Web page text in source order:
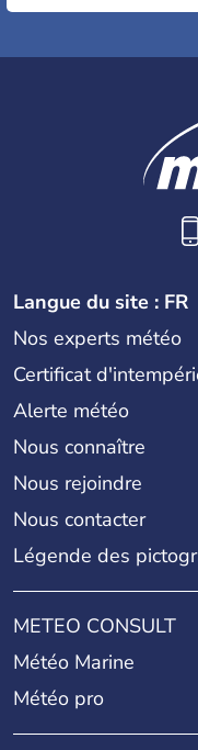
Langue du site : FR
Nos experts météo
Certificat
Alerte météo
Nous connaître
Nous rejoindre
Nous contacter
Légende des
METEO CONSULT
Météo Marine
Météo pro